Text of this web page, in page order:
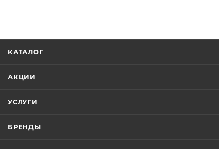
КАТАЛОГ
АКЦИИ
УСЛУГИ
БРЕНДЫ